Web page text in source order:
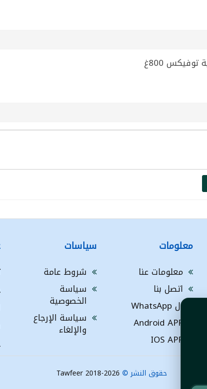
معلومات
معلومات عنا
اتصل بنا
ال WhatsApp
Android APP
IOS APP
سياسات
شروط عامة
سياسة
الخصوصية
سياسة الإرجاع
والإلغاء
حقوق النشر © Tawfeer 2018-2026